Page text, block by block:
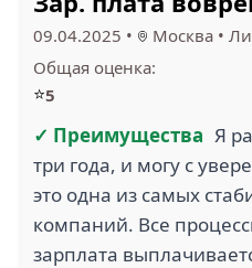
09.04.2025 • Москва •
Общая оценка:
⭐5
✓ Преимущества Я
три года, и могу с
это одна из самых
компаний. Все
зарплата